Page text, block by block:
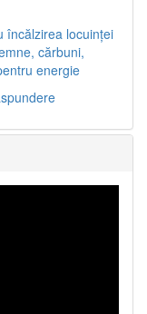
încălzirea locuinței
cărbuni,
energie